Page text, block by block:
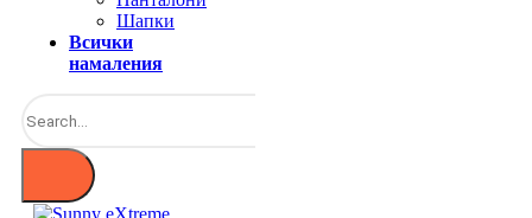
Шапки
Всички
намаления